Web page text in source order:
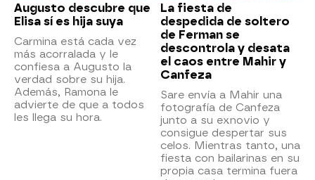
Augusto descubre que
Elisa sí es hija suya
Carmina está cada vez
más acorralada y le
confiesa a Augusto la
verdad sobre su hija.
Además, Ramona le
advierte de que a todos
les llega su hora.
La fiesta de
despedida de soltero
de Ferman se
descontrola y desata
el caos entre Mahir y
Canfeza
Sare envía a Mahir una
fotografía de Canfeza
junto a su exnovio y
consigue despertar sus
celos. Mientras tanto, una
fiesta con bailarinas en su
propia casa termina fuera